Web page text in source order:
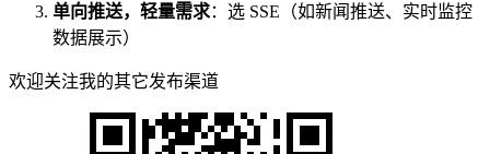
单向推送，轻量需求：选 SSE（如新闻推送、实时监控
数据展示）
欢迎关注我的其它发布渠道